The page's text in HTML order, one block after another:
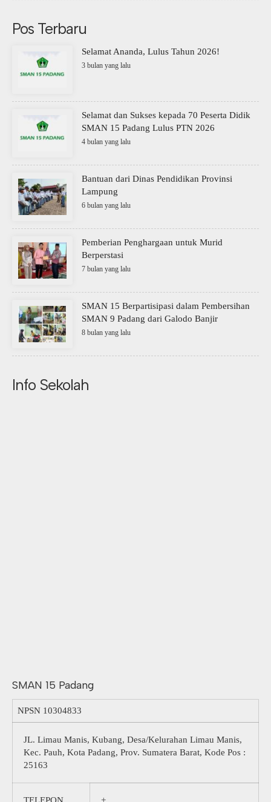
Pos Terbaru
Selamat Ananda, Lulus Tahun 2026!
3 bulan yang lalu
Selamat dan Sukses kepada 70 Peserta Didik
SMAN 15 Padang Lulus PTN 2026
4 bulan yang lalu
Bantuan dari Dinas Pendidikan Provinsi
Lampung
6 bulan yang lalu
Pemberian Penghargaan untuk Murid
Berperstasi
7 bulan yang lalu
SMAN 15 Berpartisipasi dalam Pembersihan
SMAN 9 Padang dari Galodo Banjir
8 bulan yang lalu
Info Sekolah
SMAN 15 Padang
NPSN 10304833
JL. Limau Manis, Kubang, Desa/Kelurahan Limau Manis,
Kec. Pauh, Kota Padang, Prov. Sumatera Barat, Kode Pos :
25163